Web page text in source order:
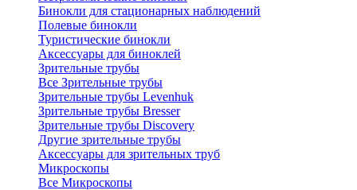
Бинокли для стационарных наблюдений
Полевые бинокли
Туристические бинокли
Аксессуары для биноклей
Зрительные трубы
Все Зрительные трубы
Зрительные трубы Levenhuk
Зрительные трубы Bresser
Зрительные трубы Discovery
Другие зрительные трубы
Аксессуары для зрительных труб
Микроскопы
Все Микроскопы